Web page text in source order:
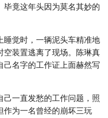
竟这年头因为莫名其妙的
睡觉时，一辆泥头车精准地
空装置逃离了现场。陈琳真
己名字的工作证上面赫然写
己一直发愁的工作问题，照
作为一名曾经的崩坏三玩